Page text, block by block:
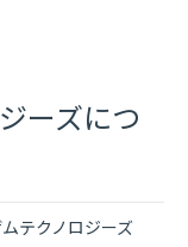
ーズにつ
テクノロジーズ